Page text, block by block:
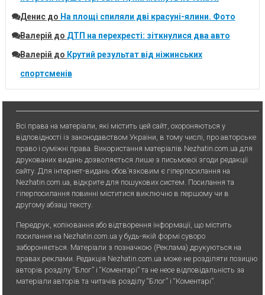
Денисдо На площі спиляли дві красуні-ялини. Фото
Валерій до ДТП на перехресті: зіткнулися два авто
Валерій до Крутий результат від ніжинських
спортсменів
Всі права на матеріали, які містить цей сайт, охороняються у
відповідності із законодавством України, в тому числі, про авторське
право і суміжні права. Використання матерiалiв Nezhatin.com.ua для
друкованих видань дозволяється лише з письмової згоди редакції
сайту. Для iнтернет-видань обов’язковим є гiперпосилання на
Nezhatin.com.ua, відкрите для пошукових систем. Посилання та
гіперпосилання повинні міститися виключно в першому чи в
другому абзаці тексту.
Передрук, копiювання або вiдтворення iнформацiї, що мiстить
посилання на Nezhatin.com.ua у будь-якiй формi суворо
забороняється. Матеріали з позначкою (Реклама) друкуються на
правах реклами. Редакція Nezhatin.com.ua може не розділяти позицію
авторів розділу “Блог” і “Коментарі” та не несе відповідальність за
матеріали авторів та читачів розділу “Блог” і “Коментарі”.